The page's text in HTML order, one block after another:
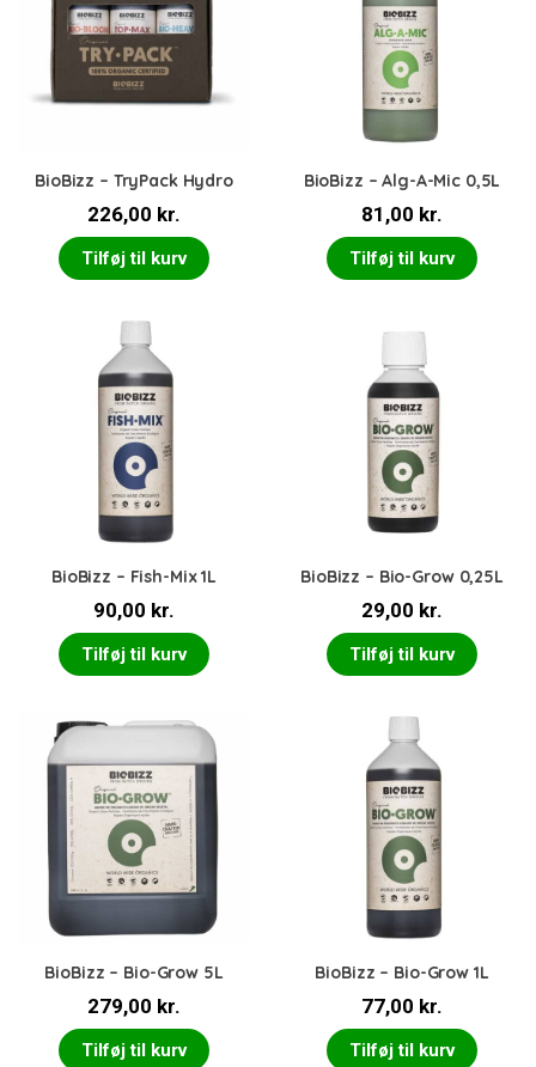
BioBizz – TryPack Hydro
226,00 kr.
Tilføj til kurv
BioBizz – Alg-A-Mic 0,5L
81,00 kr.
Tilføj til kurv
BioBizz – Fish-Mix 1L
90,00 kr.
Tilføj til kurv
BioBizz – Bio-Grow 0,25L
29,00 kr.
Tilføj til kurv
BioBizz – Bio-Grow 5L
279,00 kr.
Tilføj til kurv
BioBizz – Bio-Grow 1L
77,00 kr.
Tilføj til kurv